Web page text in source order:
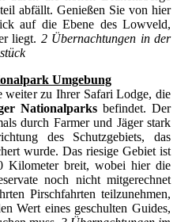
abfällt. Genießen Sie von hier
auf die Ebene des Lowveld,
liegt. 2 Übernachtungen in der
Umgebung
weiter zu Ihrer Safari Lodge, die
Nationalparksbefindet. Der
durch Farmer und Jäger stark
des Schutzgebiets, das
wurde. Das riesige Gebiet ist
Kilometer breit, wobei hier die
noch nicht mitgerechnet
Pirschfahrten teilzunehmen,
Wert eines geschulten Guides,